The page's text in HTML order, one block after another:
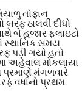
તોફાન
ઠાલવી દીધો
બે હજાર ફ્લાઇટો
સ્થાનિક સમય
પડી ગયો હતો
અહેવાલ મોકલાયા
મંગળવારે
વર્ષાનો પ્રથમ